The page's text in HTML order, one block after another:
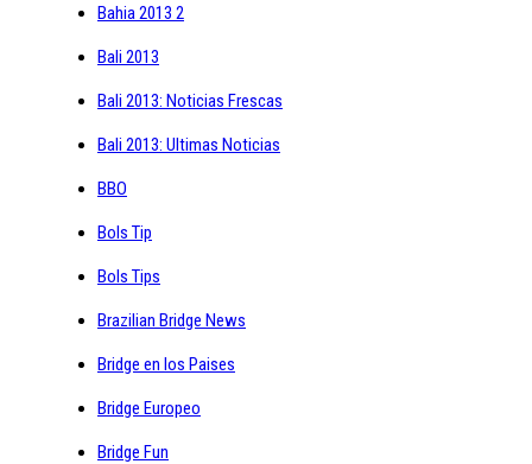
Bahia 2013 2
Bali 2013
Bali 2013: Noticias Frescas
Bali 2013: Ultimas Noticias
BBO
Bols Tip
Bols Tips
Brazilian Bridge News
Bridge en los Paises
Bridge Europeo
Bridge Fun